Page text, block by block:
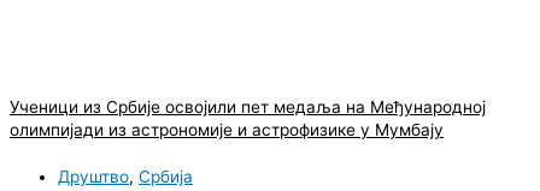
Ученици из Србије освојили пет медаља на Међународној
олимпијади из астрономије и астрофизике у Мумбају
Друштво, Србија